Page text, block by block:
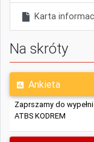
Karta
Na skróty
Ankieta
Zaprszamy do
ATBS KODREM